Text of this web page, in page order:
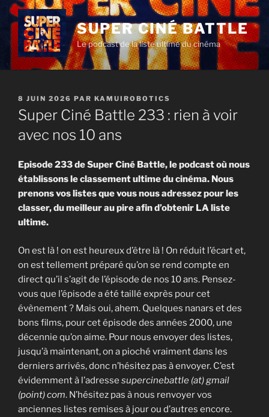
Aller
contenu
principal
SUPER CINÉ BATTLE
Le podcast de la liste ultime du cinéma
PUBLIÉ
LE
8 JUIN 2026 PAR KAMUIROBOTICS
Super Ciné Battle 233 : rien à voir
avec nos 10 ans
Episode 233 de Super Ciné Battle, le podcast où nous
établissons le classement ultime du cinéma. Nous
prenons vos listes que vous nous adressez pour les
classer, du meilleur au pire afin d’obtenir LA liste
ultime.
On est là ! on est heureux d’être là ! On réduit l’écart et,
on est tellement préparé qu’on se rend compte en
direct qu’il s’agit de l’épisode de nos 10 ans. Pensez-
vous que l’épisode a été taillé exprès pour cet
évènement ? Mais oui, ahem. Quelques nanars et des
bons films, pour cet épisode des années 2000, une
décennie qu’on aime. Pour nous envoyer des listes,
jusqu’à maintenant, on a pioché vraiment dans les
derniers arrivés, donc n’hésitez pas à envoyer. C’est
évidemment à l’adresse supercinebattle (at) gmail
(point) com. N’hésitez pas à nous renvoyer vos
anciennes listes remises à jour ou d’autres encore.